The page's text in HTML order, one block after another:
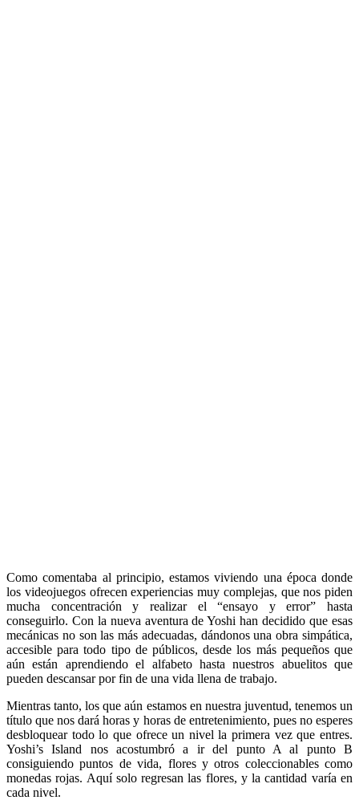
Como comentaba al principio, estamos viviendo una época donde
los videojuegos ofrecen experiencias muy complejas, que nos piden
mucha concentración y realizar el “ensayo y error” hasta
conseguirlo. Con la nueva aventura de Yoshi han decidido que esas
mecánicas no son las más adecuadas, dándonos una obra simpática,
accesible para todo tipo de públicos, desde los más pequeños que
aún están aprendiendo el alfabeto hasta nuestros abuelitos que
pueden descansar por fin de una vida llena de trabajo.
Mientras tanto, los que aún estamos en nuestra juventud, tenemos un
título que nos dará horas y horas de entretenimiento, pues no esperes
desbloquear todo lo que ofrece un nivel la primera vez que entres.
Yoshi’s Island nos acostumbró a ir del punto A al punto B
consiguiendo puntos de vida, flores y otros coleccionables como
monedas rojas. Aquí solo regresan las flores, y la cantidad varía en
cada nivel.